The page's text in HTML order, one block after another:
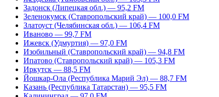
Задонск (Липецкая обл.) — 95,2 FM
Зеленокумск (Ставропольский край) — 100,0 FM
Златоуст (Челябинская обл.) — 106,4 FM
Иваново — 99,7 FM
Ижевск (Удмуртия) — 97,0 FM
Изобильный (Ставропольский край) — 94,8 FM
Ипатово (Ставропольский край) — 105,3 FM
Иркутск — 88,5 FM
Йошкар-Ола (Республика Марий Эл) — 88,7 FM
Казань (Республика Татарстан) — 95,5 FM